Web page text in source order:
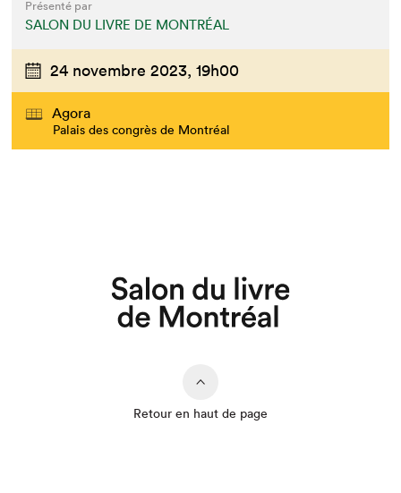
Présenté par
SALON DU LIVRE DE MONTRÉAL
24 novembre 2023, 19h00
Agora
Palais des congrès de Montréal
Retour en haut de page